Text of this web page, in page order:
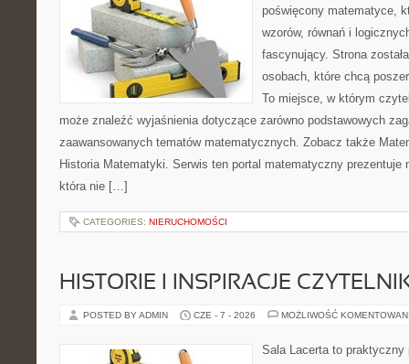
poświęcony matematyce,
wzorów, równań i
fascynujący. Strona
osobach, które chcą
To miejsce, w którym
może znaleźć wyjaśnienia dotyczące zarówno podstawowych
zaawansowanych tematów matematycznych. Zobacz także
Historia Matematyki. Serwis ten portal matematyczny prezentuje
która nie […]
CATEGORIES: NIERUCHOMOŚCI
HISTORIE I INSPIRACJE
POSTED BY ADMIN CZE - 7 - 2026 MOŻLIWOŚĆ
Sala Lacerta to praktyczny